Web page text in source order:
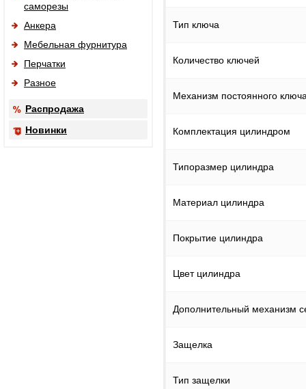
саморезы
Анкера
Мебельная фурнитура
Перчатки
Разное
Распродажа
Новинки
Тип ключа
Количество ключей
Механизм постоянного
Комплектация цилиндром
Типоразмер цилиндра
Материал цилиндра
Покрытие цилиндра
Цвет цилиндра
Дополнительный механизм
Защелка
Тип защелки